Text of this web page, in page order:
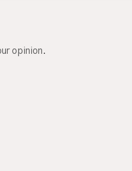
opinion.